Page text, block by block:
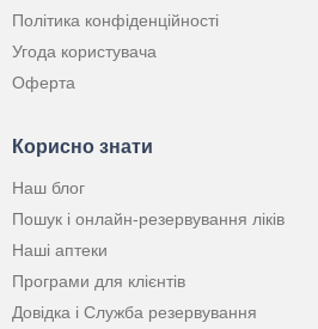
Політика конфіденційності
Угода користувача
Оферта
Корисно знати
Наш блог
Пошук і онлайн-резервування ліків
Наші аптеки
Програми для клієнтів
Довідка і Служба резервування